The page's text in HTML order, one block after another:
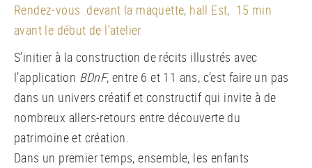
Rendez-vous devant la maquette, hall Est, 15 min
avant le début de l’atelier
S’initier à la construction de récits illustrés avec
l’application BDnF, entre 6 et 11 ans, c’est faire un pas
dans un univers créatif et constructif qui invite à de
nombreux allers-retours entre découverte du
patrimoine et création.
Dans un premier temps, ensemble, les enfants